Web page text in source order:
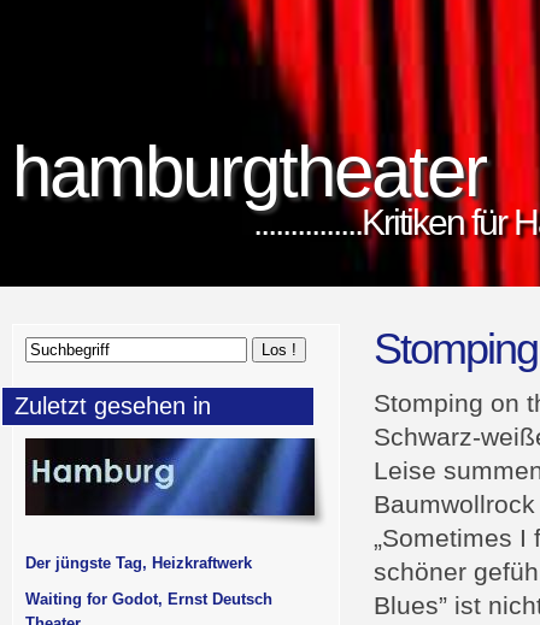
hamburgtheater
...............Kritiken für
Stomping on
Schwarz-
Leise
„Sometimes I
schöner
Blues” ist
Zuletzt gesehen in
Der jüngste Tag, Heizkraftwerk
Waiting for Godot, Ernst Deutsch